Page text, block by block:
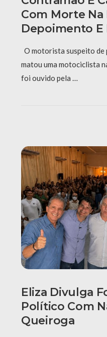
Com Morte
Depoimento E
O motorista suspeito de
matou uma motociclista
foi ouvido pela …
Eliza Divulga
Político Com
Queiroga